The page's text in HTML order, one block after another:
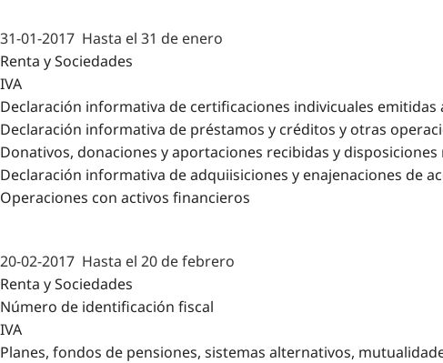
31-01-2017 Hasta el 31 de enero
Renta y Sociedades
IVA
Declaración informativa de certificaciones indivicuales
Declaración informativa de préstamos y créditos y otras
Donativos, donaciones y aportaciones recibidas y disposiciones
Declaración informativa de adquiisiciones y enajenaciones de
Operaciones con activos financieros
20-02-2017 Hasta el 20 de febrero
Renta y Sociedades
Número de identificación fiscal
IVA
Planes, fondos de pensiones, sistemas alternativos,